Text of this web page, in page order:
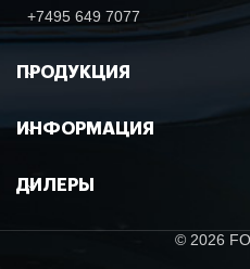
+7495 649 7077
ПРОДУКЦИЯ
ИНФОРМАЦИЯ
ДИЛЕРЫ
© 2026